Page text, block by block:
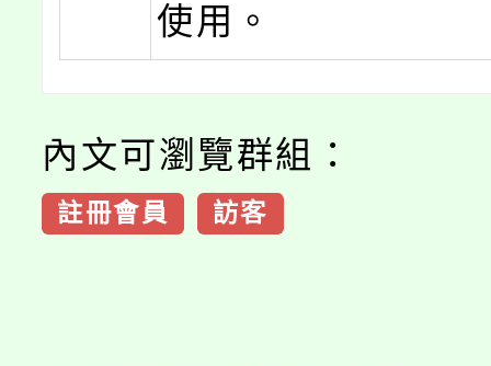
使用。
內文可瀏覽群組：
註冊會員 訪客